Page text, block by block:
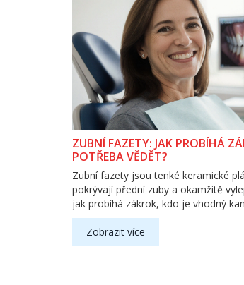
ZUBNÍ FAZETY: JAK PROBÍHÁ
POTŘEBA VĚDĚT?
Zubní fazety jsou tenké keramické
pokrývají přední zuby a okamžitě
jak probíhá zákrok, kdo je vhodný
Zobrazit více